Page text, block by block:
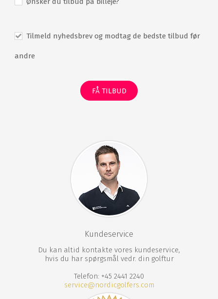
68 værelser
Restaurant
Tennisbane
Billard
Dart
Gratis parkering
Tilmeld nyhedsbrev og modtag de bedste tilbud før
andre
FÅ TILBUD
Kundeservice
Du kan altid kontakte vores kundeservice,
hvis du har spørgsmål vedr. din golftur
Telefon: +45 2441 2240
service@nordicgolfers.com